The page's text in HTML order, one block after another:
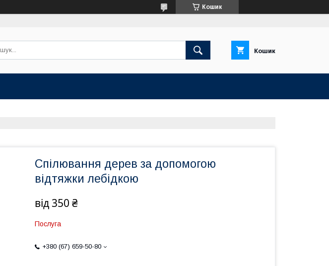
Кошик
Кошик
Спілювання дерев за допомогою
відтяжки лебідкою
від 350 ₴
Послуга
+380 (67) 659-50-80